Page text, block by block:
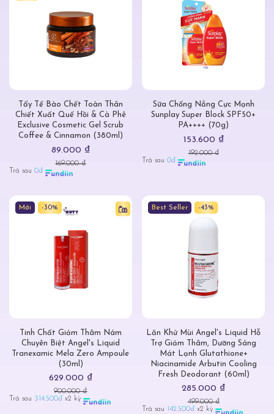
Tẩy Tế Bào Chết Toàn Thân
Chiết Xuất Quế Hồi & Cà Phê
Exclusive Cosmetic Gel Scrub
Coffee & Cinnamon (380ml)
89.000 ₫
169.000 ₫
Trả sau 0đ
Sữa Chống Nắng Cực Mạnh
Sunplay Super Block SPF50+
PA++++ (70g)
153.600 ₫
192.000 ₫
Trả sau0đ
Mới -30%
Tinh Chất Giảm Thâm Nám
Chuyên Biệt Angel's Liquid
Tranexamic Mela Zero Ampoule
(30ml)
629.000 ₫
900.000 ₫
Trả sau 314.500đ x2 kỳ
Best Seller -43%
Lăn Khử Mùi Angel's Liquid Hỗ
Trợ Giảm Thâm, Dưỡng Sáng
Mát Lạnh Glutathione+
Niacinamide Arbutin Cooling
Fresh Deodorant (60ml)
285.000 ₫
499.000 ₫
Trả sau 142.500đ x2 kỳ